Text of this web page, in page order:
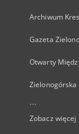
Archiwum
Gazeta
Otwarty
...
Zobacz więcej